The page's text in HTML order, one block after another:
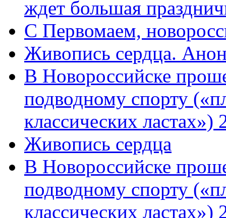
ждет большая
C Первомаем,
Живопись сердца.
В Новороссийске
подводному спорту
классических
Живопись сердца
В Новороссийске
подводному спорту
классических ластах»)